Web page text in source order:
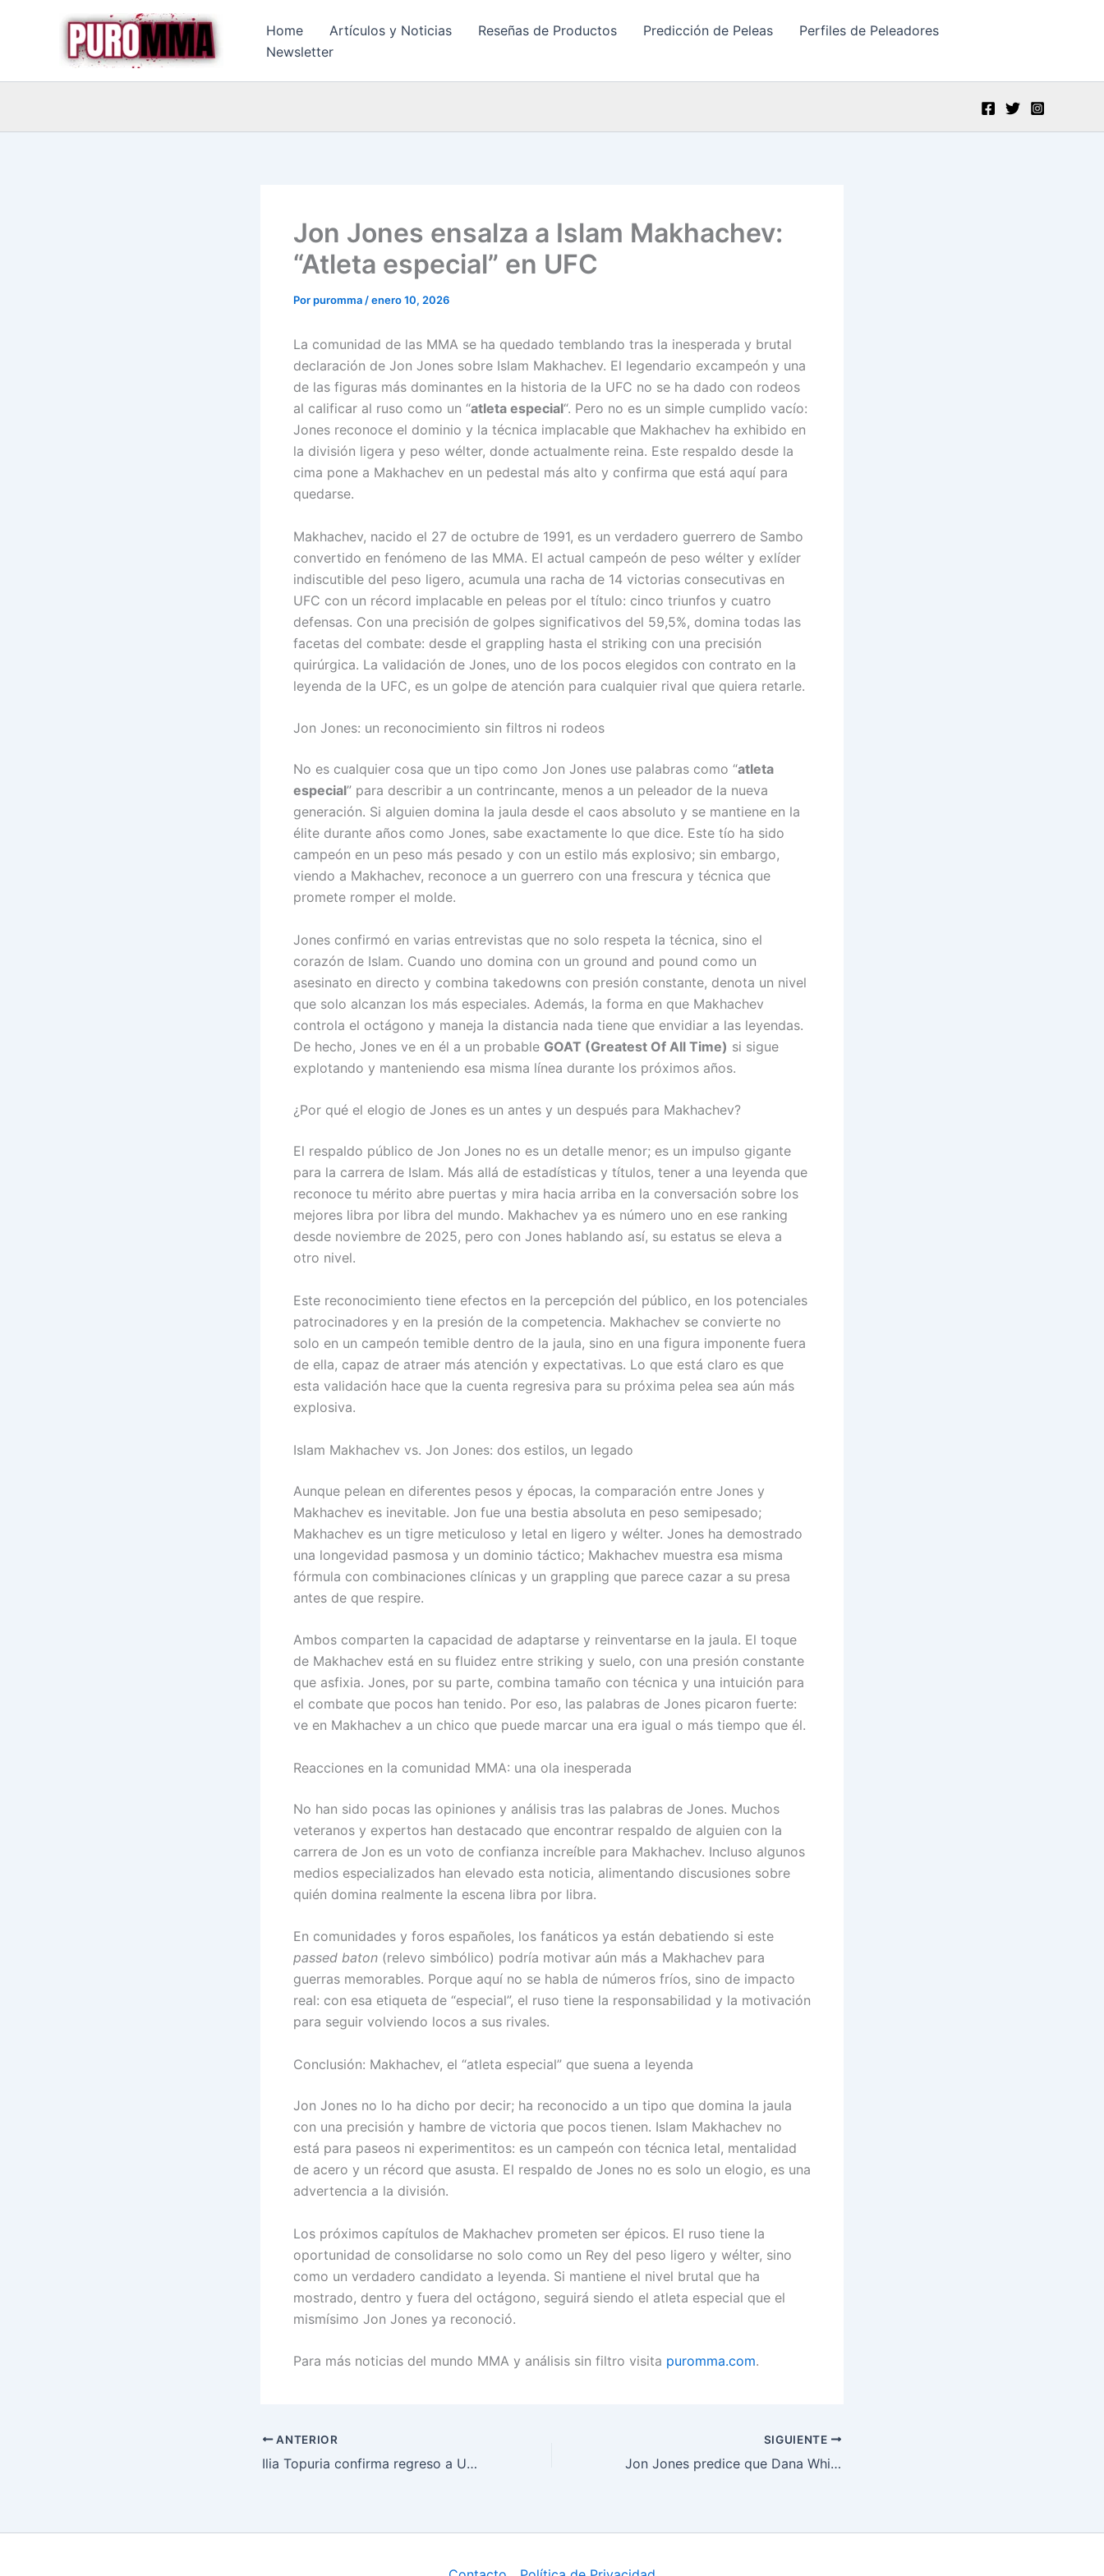
Home Artículos y Noticias Reseñas de Productos Predicción de Peleas
Perfiles de Peleadores
Newsletter
Jon Jones ensalza a Islam Makhachev:
“Atleta especial” en UFC
Porpuromma /enero 10, 2026
La comunidad de las MMA se ha quedado temblando tras la inesperada y brutal
declaración de Jon Jones sobre Islam Makhachev. El legendario excampeón y una
de las figuras más dominantes en la historia de la UFC no se ha dado con rodeos
al calificar al ruso como un “atleta especial“. Pero no es un simple cumplido vacío:
Jones reconoce el dominio y la técnica implacable que Makhachev ha exhibido en
la división ligera y peso wélter, donde actualmente reina. Este respaldo desde la
cima pone a Makhachev en un pedestal más alto y confirma que está aquí para
quedarse.
Makhachev, nacido el 27 de octubre de 1991, es un verdadero guerrero de Sambo
convertido en fenómeno de las MMA. El actual campeón de peso wélter y exlíder
indiscutible del peso ligero, acumula una racha de 14 victorias consecutivas en
UFC con un récord implacable en peleas por el título: cinco triunfos y cuatro
defensas. Con una precisión de golpes significativos del 59,5%, domina todas las
facetas del combate: desde el grappling hasta el striking con una precisión
quirúrgica. La validación de Jones, uno de los pocos elegidos con contrato en la
leyenda de la UFC, es un golpe de atención para cualquier rival que quiera retarle.
Jon Jones: un reconocimiento sin filtros ni rodeos
No es cualquier cosa que un tipo como Jon Jones use palabras como “atleta
especial” para describir a un contrincante, menos a un peleador de la nueva
generación. Si alguien domina la jaula desde el caos absoluto y se mantiene en la
élite durante años como Jones, sabe exactamente lo que dice. Este tío ha sido
campeón en un peso más pesado y con un estilo más explosivo; sin embargo,
viendo a Makhachev, reconoce a un guerrero con una frescura y técnica que
promete romper el molde.
Jones confirmó en varias entrevistas que no solo respeta la técnica, sino el
corazón de Islam. Cuando uno domina con un ground and pound como un
asesinato en directo y combina takedowns con presión constante, denota un nivel
que solo alcanzan los más especiales. Además, la forma en que Makhachev
controla el octágono y maneja la distancia nada tiene que envidiar a las leyendas.
De hecho, Jones ve en él a un probable GOAT (Greatest Of All Time) si sigue
explotando y manteniendo esa misma línea durante los próximos años.
¿Por qué el elogio de Jones es un antes y un después para Makhachev?
El respaldo público de Jon Jones no es un detalle menor; es un impulso gigante
para la carrera de Islam. Más allá de estadísticas y títulos, tener a una leyenda que
reconoce tu mérito abre puertas y mira hacia arriba en la conversación sobre los
mejores libra por libra del mundo. Makhachev ya es número uno en ese ranking
desde noviembre de 2025, pero con Jones hablando así, su estatus se eleva a
otro nivel.
Este reconocimiento tiene efectos en la percepción del público, en los potenciales
patrocinadores y en la presión de la competencia. Makhachev se convierte no
solo en un campeón temible dentro de la jaula, sino en una figura imponente fuera
de ella, capaz de atraer más atención y expectativas. Lo que está claro es que
esta validación hace que la cuenta regresiva para su próxima pelea sea aún más
explosiva.
Islam Makhachev vs. Jon Jones: dos estilos, un legado
Aunque pelean en diferentes pesos y épocas, la comparación entre Jones y
Makhachev es inevitable. Jon fue una bestia absoluta en peso semipesado;
Makhachev es un tigre meticuloso y letal en ligero y wélter. Jones ha demostrado
una longevidad pasmosa y un dominio táctico; Makhachev muestra esa misma
fórmula con combinaciones clínicas y un grappling que parece cazar a su presa
antes de que respire.
Ambos comparten la capacidad de adaptarse y reinventarse en la jaula. El toque
de Makhachev está en su fluidez entre striking y suelo, con una presión constante
que asfixia. Jones, por su parte, combina tamaño con técnica y una intuición para
el combate que pocos han tenido. Por eso, las palabras de Jones picaron fuerte:
ve en Makhachev a un chico que puede marcar una era igual o más tiempo que él.
Reacciones en la comunidad MMA: una ola inesperada
No han sido pocas las opiniones y análisis tras las palabras de Jones. Muchos
veteranos y expertos han destacado que encontrar respaldo de alguien con la
carrera de Jon es un voto de confianza increíble para Makhachev. Incluso algunos
medios especializados han elevado esta noticia, alimentando discusiones sobre
quién domina realmente la escena libra por libra.
En comunidades y foros españoles, los fanáticos ya están debatiendo si este
passed baton (relevo simbólico) podría motivar aún más a Makhachev para
guerras memorables. Porque aquí no se habla de números fríos, sino de impacto
real: con esa etiqueta de “especial”, el ruso tiene la responsabilidad y la motivación
para seguir volviendo locos a sus rivales.
Conclusión: Makhachev, el “atleta especial” que suena a leyenda
Jon Jones no lo ha dicho por decir; ha reconocido a un tipo que domina la jaula
con una precisión y hambre de victoria que pocos tienen. Islam Makhachev no
está para paseos ni experimentitos: es un campeón con técnica letal, mentalidad
de acero y un récord que asusta. El respaldo de Jones no es solo un elogio, es una
advertencia a la división.
Los próximos capítulos de Makhachev prometen ser épicos. El ruso tiene la
oportunidad de consolidarse no solo como un Rey del peso ligero y wélter, sino
como un verdadero candidato a leyenda. Si mantiene el nivel brutal que ha
mostrado, dentro y fuera del octágono, seguirá siendo el atleta especial que el
mismísimo Jon Jones ya reconoció.
Para más noticias del mundo MMA y análisis sin filtro visita puromma.com.
ANTERIOR
Ilia Topuria confirma regreso a UFC para el primer trimestre 2026
SIGUIENTE
Jon Jones predice que Dana White frenará superfight UFC con Pereira